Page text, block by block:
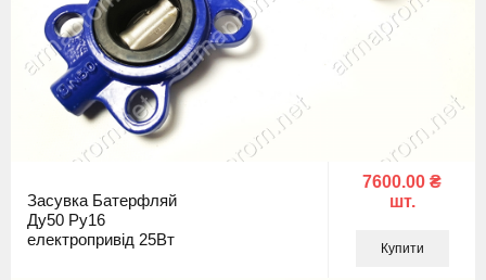
Засувка Батерфляй
Ду50 Ру16
електропривід 25Вт
7600.00 ₴
шт.
Купити